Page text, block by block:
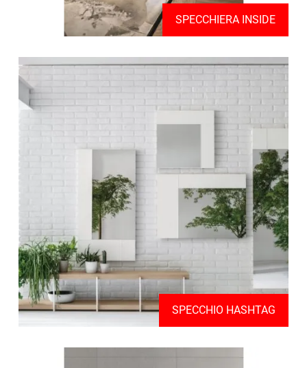
SPECCHIERA INSIDE
SPECCHIO HASHTAG